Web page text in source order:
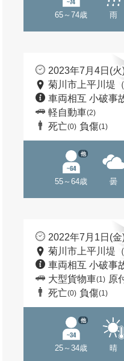
65～74歳 雨
2023年7月4日(
菊川市上平川堤
車両相互 小破事
軽自動車(2)
死亡(0) 負傷(1)
55～64歳
他
曇
2022年7月1日(
菊川市上平川堤
車両相互 小破事
大型貨物車(1) 原
死亡(0) 負傷(1)
25～34歳
他
晴